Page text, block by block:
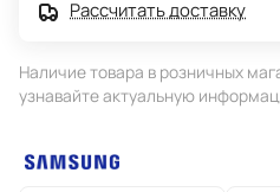
Рассчитать доставку
Наличие товара в розничных
узнавайте актуальную